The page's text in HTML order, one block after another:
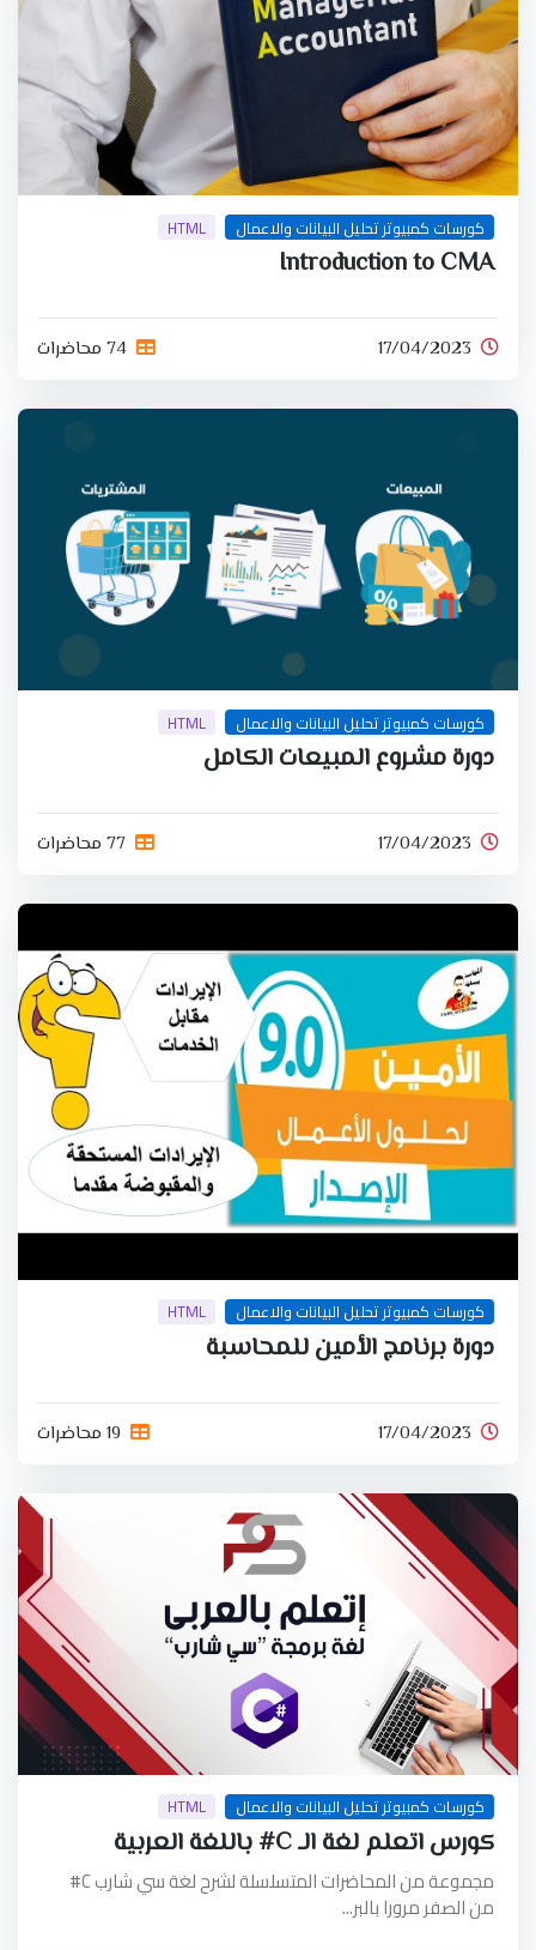
كورسات كمبيوتر تحليل البيانات والاعمال HTML
Introduction to CMA
17/04/2023 74 محاضرات
كورسات كمبيوتر تحليل البيانات والاعمال HTML
دورة مشروع المبيعات الكامل
17/04/2023 77 محاضرات
كورسات كمبيوتر تحليل البيانات والاعمال HTML
دورة برنامج الأمين للمحاسبة
17/04/2023 19 محاضرات
كورسات كمبيوتر تحليل البيانات والاعمال HTML
كورس اتعلم لغة الـ C# باللغة العربية
مجموعة من المحاضرات المتسلسلة لشرح لغة سي شارب C#
من الصفر مرورا بالبر...